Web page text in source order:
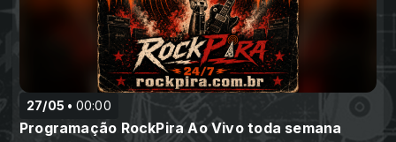
27/05 00:00
Programação RockPira Ao Vivo toda semana